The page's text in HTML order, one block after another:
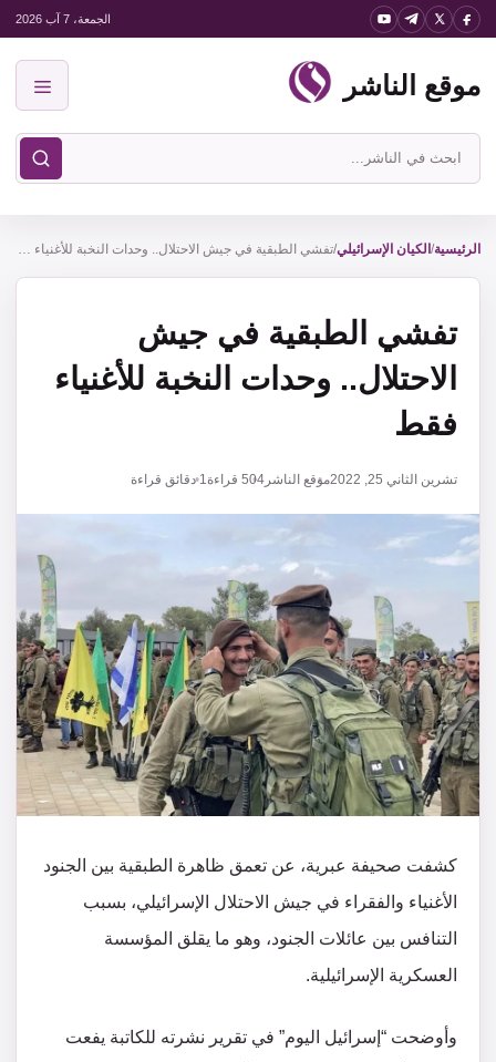
انتقل
المحتوى
الجمعة، 7 آب 2026
موقع الناشر
ابحث
في
الناشر
الرئيسية/ الكيان الإسرائيلي/ تفشي الطبقية في جيش الاحتلال.. وحدات النخبة للأغنياء فقط
تفشي الطبقية في جيش
الاحتلال.. وحدات النخبة للأغنياء
فقط
تشرين الثاني 25, 2022 موقع الناشر 504 قراءة1 دقائق قراءة
كشفت صحيفة عبرية، عن تعمق ظاهرة الطبقية بين الجنود
الأغنياء والفقراء في جيش الاحتلال الإسرائيلي، بسبب
التنافس بين عائلات الجنود، وهو ما يقلق المؤسسة
العسكرية الإسرائيلية.
وأوضحت “إسرائيل اليوم” في تقرير نشرته للكاتبة يفعت